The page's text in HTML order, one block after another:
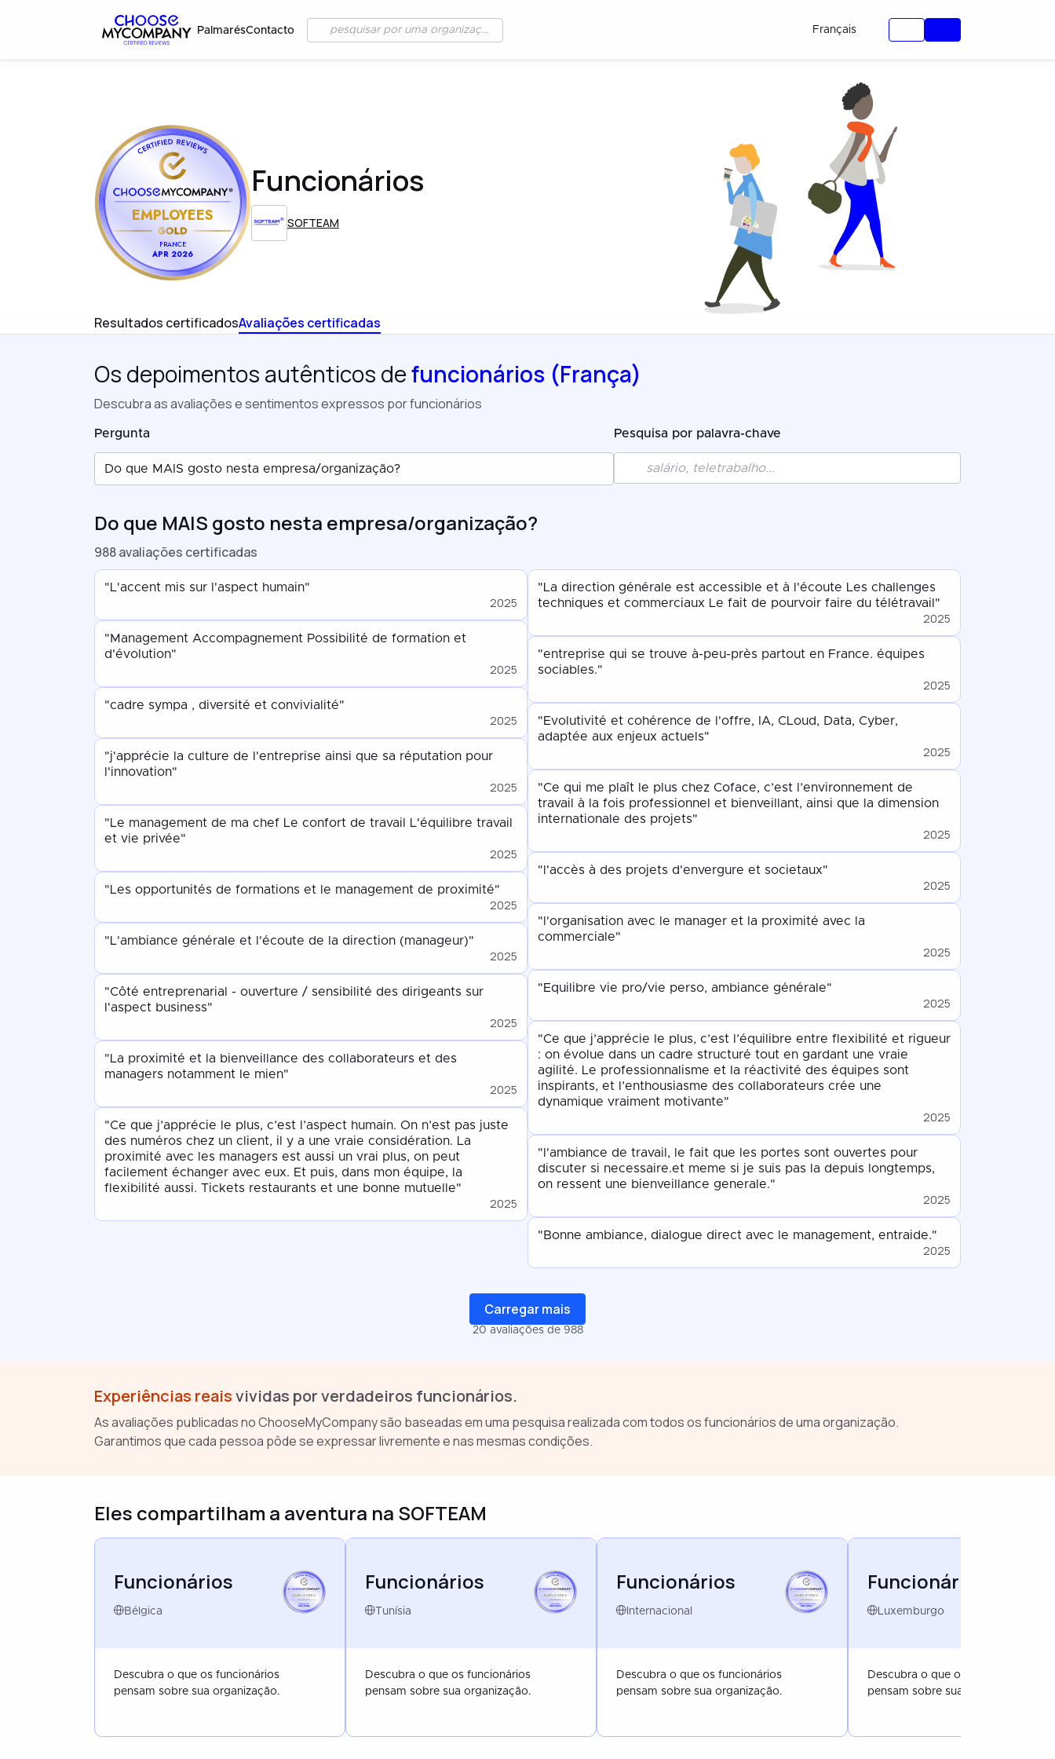
PalmarésContacto Français
EMPLOYEES
FRANCE
APR 2026
Funcionários
SOFTEAM
Resultados certificadosAvaliações certificadas
Os depoimentos autênticos defuncionários (França)
Descubra as avaliações e sentimentos expressos por funcionários
Pergunta
Do que MAIS gosto nesta empresa/organização?
Pesquisa por palavra-chave
Do que MAIS gosto nesta empresa/organização?
988 avaliações certificadas
"L'accent mis sur l'aspect humain"
2025
"Management Accompagnement Possibilité de formation et
d'évolution"
2025
"cadre sympa , diversité et convivialité"
2025
"j'apprécie la culture de l'entreprise ainsi que sa réputation pour
l'innovation"
2025
"Le management de ma chef Le confort de travail L'équilibre travail
et vie privée"
2025
"Les opportunités de formations et le management de proximité"
2025
"L'ambiance générale et l'écoute de la direction (manageur)"
2025
"Côté entreprenarial - ouverture / sensibilité des dirigeants sur
l'aspect business"
2025
"La proximité et la bienveillance des collaborateurs et des
managers notamment le mien"
2025
"Ce que j’apprécie le plus, c’est l’aspect humain. On n’est pas juste
des numéros chez un client, il y a une vraie considération. La
proximité avec les managers est aussi un vrai plus, on peut
facilement échanger avec eux. Et puis, dans mon équipe, la
flexibilité aussi. Tickets restaurants et une bonne mutuelle"
2025
"La direction générale est accessible et à l'écoute Les challenges
techniques et commerciaux Le fait de pourvoir faire du télétravail"
2025
"entreprise qui se trouve à-peu-près partout en France. équipes
sociables."
2025
"Evolutivité et cohérence de l'offre, IA, CLoud, Data, Cyber,
adaptée aux enjeux actuels"
2025
"Ce qui me plaît le plus chez Coface, c’est l’environnement de
travail à la fois professionnel et bienveillant, ainsi que la dimension
internationale des projets"
2025
"l'accès à des projets d'envergure et societaux"
2025
"l'organisation avec le manager et la proximité avec la
commerciale"
2025
"Equilibre vie pro/vie perso, ambiance générale"
2025
"Ce que j’apprécie le plus, c’est l’équilibre entre flexibilité et rigueur
: on évolue dans un cadre structuré tout en gardant une vraie
agilité. Le professionnalisme et la réactivité des équipes sont
inspirants, et l’enthousiasme des collaborateurs crée une
dynamique vraiment motivante"
2025
"l'ambiance de travail, le fait que les portes sont ouvertes pour
discuter si necessaire.et meme si je suis pas la depuis longtemps,
on ressent une bienveillance generale."
2025
"Bonne ambiance, dialogue direct avec le management, entraide."
2025
Carregar mais
20 avaliações de 988
Experiências reaisvividas por verdadeiros funcionários.
As avaliações publicadas no ChooseMyCompany são baseadas em uma pesquisa realizada com todos os funcionários de uma organização.
Garantimos que cada pessoa pôde se expressar livremente e nas mesmas condições.
Eles compartilham a aventura na SOFTEAM
Funcionários
Bélgica
EMPLOYEES
BELGIUM
SEP 2024
Descubra o que os funcionários
pensam sobre sua organização.
Funcionários
Tunísia
EMPLOYEES
TUNISIA
SEP 2023
Descubra o que os funcionários
pensam sobre sua organização.
Funcionários
Internacional
EMPLOYEES
INTERNATIONAL
SEP 2023
Descubra o que os funcionários
pensam sobre sua organização.
Funcionários
Luxemburgo
Descubra o que os funcionários
pensam sobre sua organização.